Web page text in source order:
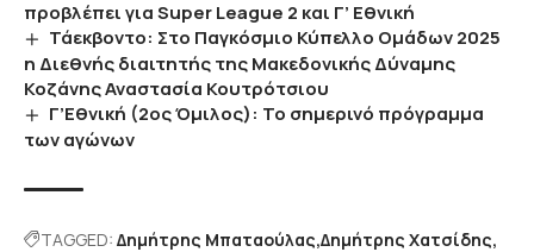
προβλέπει για Super League 2 και Γ’ Εθνική
Τάεκβοντο: Στο Παγκόσμιο Κύπελλο Ομάδων 2025
η Διεθνής διαιτητής της Μακεδονικής Δύναμης
Κοζάνης Αναστασία Κουτρότσιου
Γ’Εθνική (2ος Όμιλος): Το σημερινό πρόγραμμα
των αγώνων
TAGGED: Δημήτρης Μπαταούλας Δημήτρης Χατσίδης